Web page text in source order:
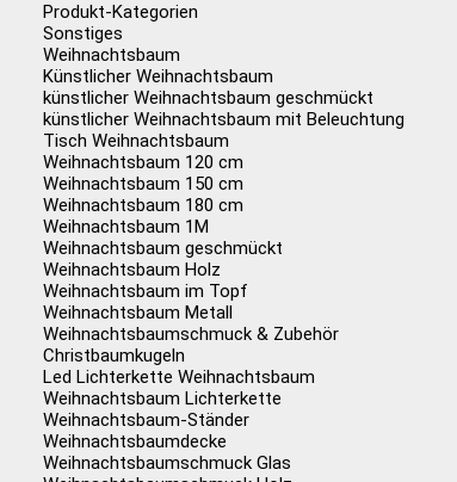
Produkt-Kategorien
Sonstiges
Weihnachtsbaum
Künstlicher Weihnachtsbaum
künstlicher Weihnachtsbaum geschmückt
künstlicher Weihnachtsbaum mit Beleuchtung
Tisch Weihnachtsbaum
Weihnachtsbaum 120 cm
Weihnachtsbaum 150 cm
Weihnachtsbaum 180 cm
Weihnachtsbaum 1M
Weihnachtsbaum geschmückt
Weihnachtsbaum Holz
Weihnachtsbaum im Topf
Weihnachtsbaum Metall
Weihnachtsbaumschmuck & Zubehör
Christbaumkugeln
Led Lichterkette Weihnachtsbaum
Weihnachtsbaum Lichterkette
Weihnachtsbaum-Ständer
Weihnachtsbaumdecke
Weihnachtsbaumschmuck Glas